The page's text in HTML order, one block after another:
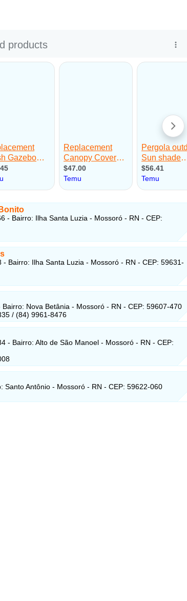
- Bairro: Ilha Santa Luzia - Mossoró - RN - CEP:
Bairro: Ilha Santa Luzia - Mossoró - RN - CEP: 59631-
Nova Betânia - Mossoró - RN - CEP: 59607-470
/ (84) 9961-8476
- Bairro: Alto de São Manoel - Mossoró - RN - CEP:
Santo Antônio - Mossoró - RN - CEP: 59622-060